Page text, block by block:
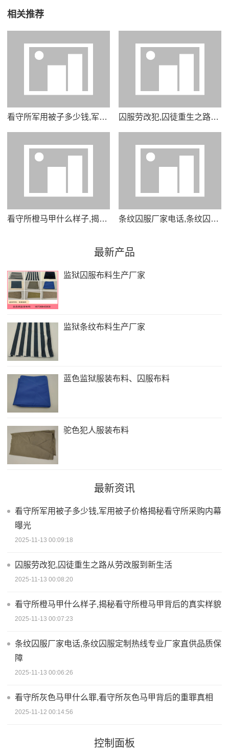
相关推荐
看守所军用被子多少钱,军用被子价格揭秘看守所采购内幕曝光 囚服劳改犯,囚徒重生之路从劳改服到新生活
看守所橙马甲什么样子,揭秘看守所橙马甲背后的真实样貌 条纹囚服厂家电话,条纹囚服定制热线专业厂家直供品质保障
最新产品
监狱囚服布料生产厂家
监狱条纹布料生产厂家
蓝色监狱服装布料、囚服布料
驼色犯人服装布料
最新资讯
看守所军用被子多少钱,军用被子价格揭秘看守所采购内幕
曝光
2025-11-13 00:09:18
囚服劳改犯,囚徒重生之路从劳改服到新生活
2025-11-13 00:08:20
看守所橙马甲什么样子,揭秘看守所橙马甲背后的真实样貌
2025-11-13 00:07:23
条纹囚服厂家电话,条纹囚服定制热线专业厂家直供品质保
障
2025-11-13 00:06:26
看守所灰色马甲什么罪,看守所灰色马甲背后的重罪真相
2025-11-12 00:14:56
控制面板